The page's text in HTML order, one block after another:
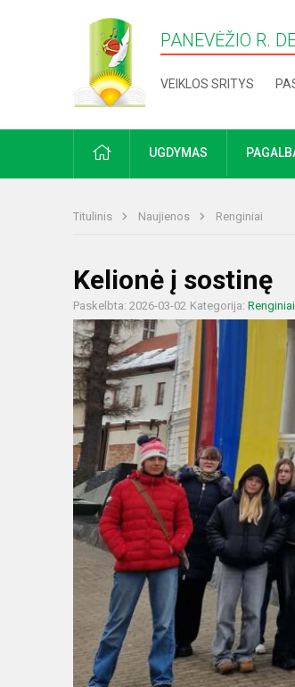
PANEVĖŽIO R.
VEIKLOS SRITYS
PRADŽIAUGDYMAS
Titulinis Naujienos Renginiai
Kelionė į sostinę
Paskelbta: 2026-03-02 Kategorija: Renginiai